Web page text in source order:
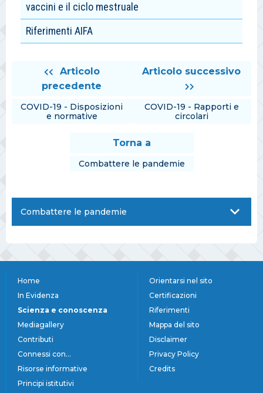
vaccini e il ciclo mestruale
Riferimenti AIFA
Articolo
precedente
COVID-19 - Disposizioni
e normative
Articolo successivo
COVID-19 - Rapporti e
circolari
Torna a
Combattere le pandemie
Combattere le pandemie
Home
In Evidenza
Scienza e conoscenza
Mediagallery
Contributi
Connessi con...
Risorse informative
Principi istitutivi
Orientarsi nel sito
Certificazioni
Riferimenti
Mappa del sito
Disclaimer
Privacy Policy
Credits